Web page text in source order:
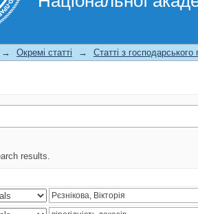
→ Окремі статті → Статті з господарського
results.